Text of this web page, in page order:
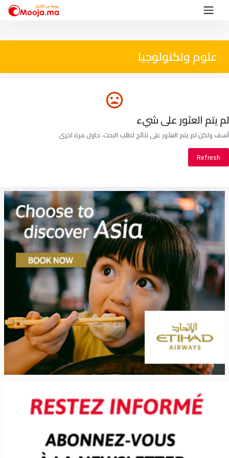
علوم وتكنولوجيا
لم يتم العثور على شيء
آسف ولكن لم يتم العثور على نتائج لطلب البحث. حاول مرة اخرى
Refresh